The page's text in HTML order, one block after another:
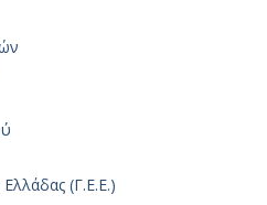
Ελλάδας (Γ.Ε.Ε.)